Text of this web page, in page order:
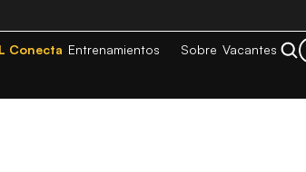
Conecta Entrenamientos Sobre Vacantes